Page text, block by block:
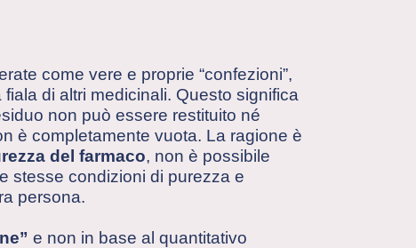
come vere e proprie “confezioni”,
di altri medicinali. Questo significa
non può essere restituito né
è completamente vuota. La ragione è
del farmaco, non è possibile
stesse condizioni di purezza e
persona.
e non in base al quantitativo